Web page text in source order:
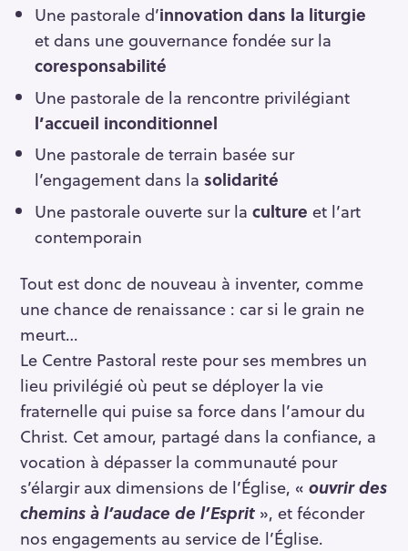
Une pastorale d’innovation dans la liturgie
et dans une gouvernance fondée sur la
coresponsabilité
Une pastorale de la rencontre privilégiant
l’accueil inconditionnel
Une pastorale de terrain basée sur
l’engagement dans la solidarité
Une pastorale ouverte sur la culture et l’art
contemporain
Tout est donc de nouveau à inventer, comme
une chance de renaissance : car si le grain ne
meurt…
Le Centre Pastoral reste pour ses membres un
lieu privilégié où peut se déployer la vie
fraternelle qui puise sa force dans l’amour du
Christ. Cet amour, partagé dans la confiance, a
vocation à dépasser la communauté pour
s’élargir aux dimensions de l’Église, « ouvrir des
chemins à l’audace de l’Esprit », et féconder
nos engagements au service de l’Église.